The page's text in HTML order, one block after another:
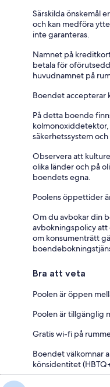
Särskilda önskemål
och kan medföra
inte garanteras.
Namnet på
betala för
huvudnamnet på
Boendet accepterar
På detta boende
säkerhetssystem
Observera att
olika länder och på
boendets egna.
Poolens öppettider
Om du avbokar din
avbokningspolicy
om konsumenträtt
Bra att veta
Poolen är öppen
Poolen är tillgänglig
Gratis wi-fi på
Boendet välkomnar
könsidentitet